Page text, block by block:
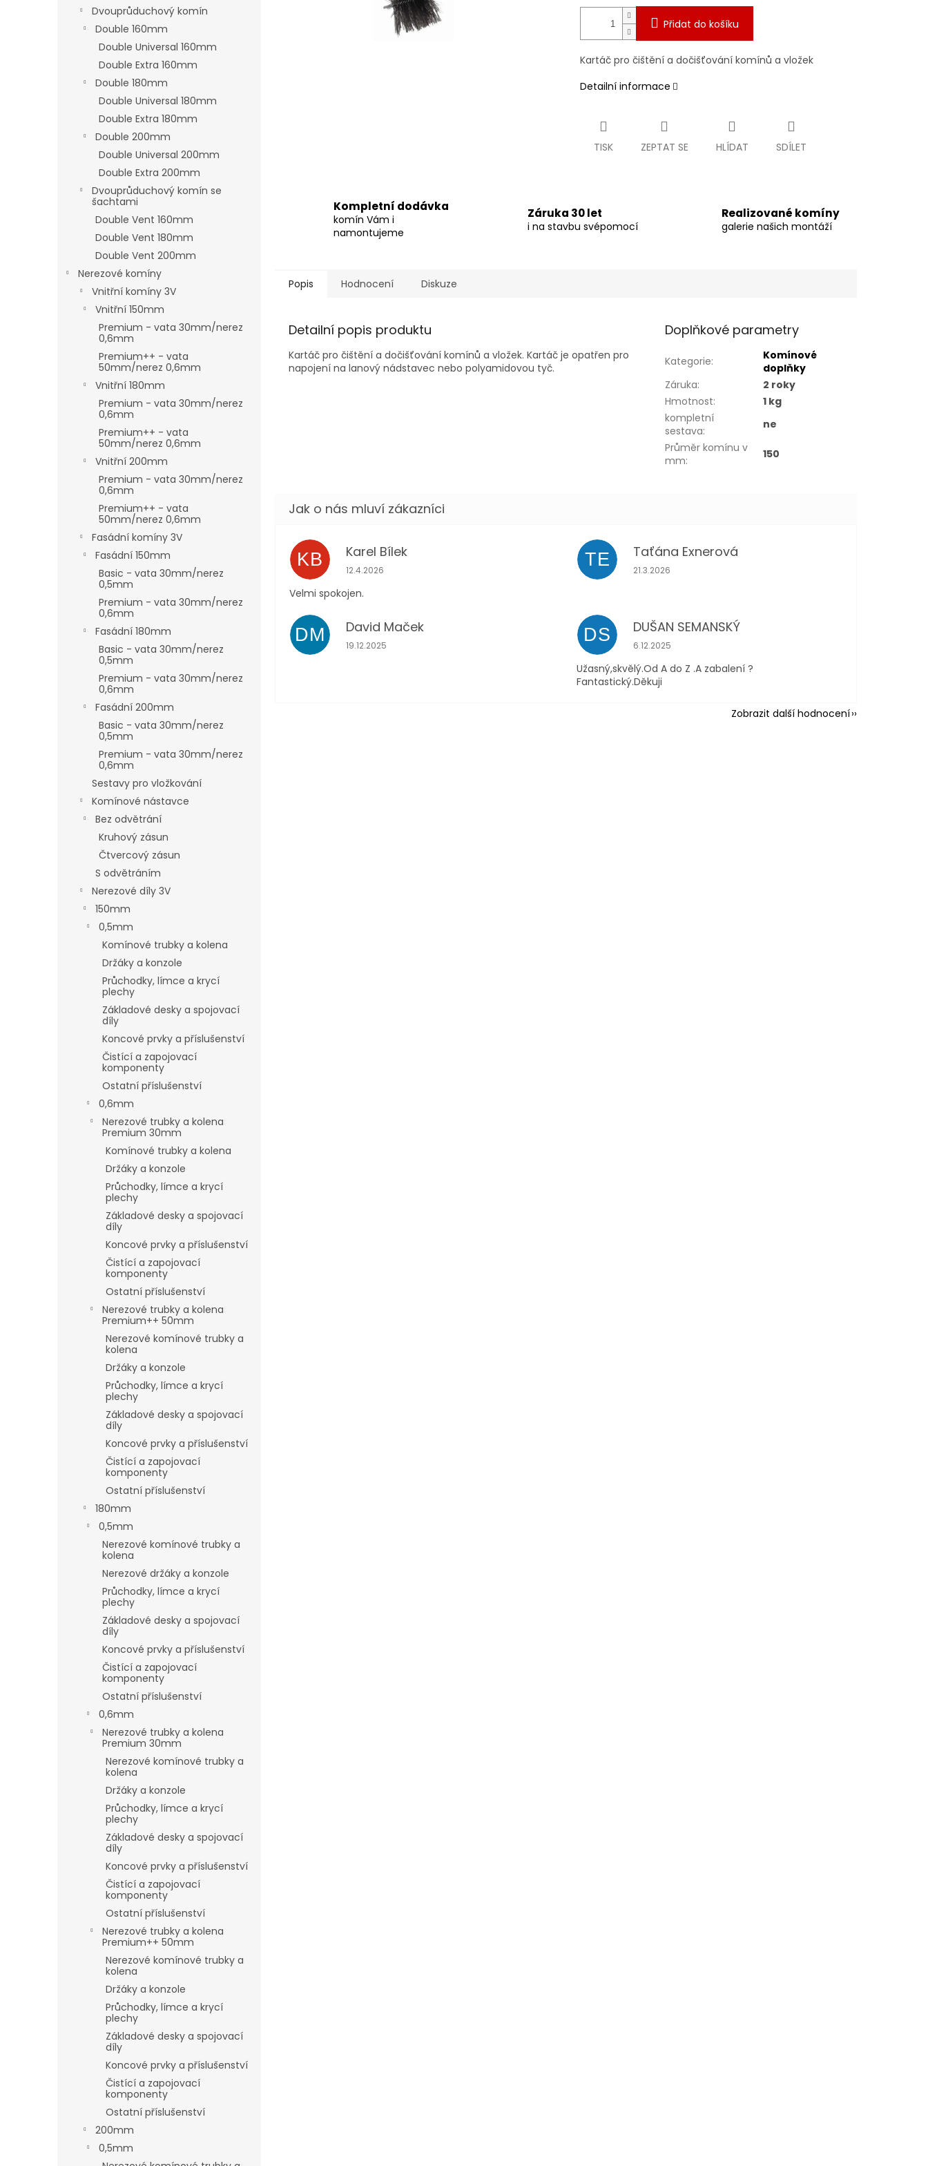
Dvouprůduchový komín
Double 160mm
Double Universal 160mm
Double Extra 160mm
Double 180mm
Double Universal 180mm
Double Extra 180mm
Double 200mm
Double Universal 200mm
Double Extra 200mm
Dvouprůduchový komín se
šachtami
Double Vent 160mm
Double Vent 180mm
Double Vent 200mm
Nerezové komíny
Vnitřní komíny 3V
Vnitřní 150mm
Premium - vata 30mm/nerez
0,6mm
Premium++ - vata
50mm/nerez 0,6mm
Vnitřní 180mm
Premium - vata 30mm/nerez
0,6mm
Premium++ - vata
50mm/nerez 0,6mm
Vnitřní 200mm
Premium - vata 30mm/nerez
0,6mm
Premium++ - vata
50mm/nerez 0,6mm
Fasádní komíny 3V
Fasádní 150mm
Basic - vata 30mm/nerez
0,5mm
Premium - vata 30mm/nerez
0,6mm
Fasádní 180mm
Basic - vata 30mm/nerez
0,5mm
Premium - vata 30mm/nerez
0,6mm
Fasádní 200mm
Basic - vata 30mm/nerez
0,5mm
Premium - vata 30mm/nerez
0,6mm
Sestavy pro vložkování
Komínové nástavce
Bez odvětrání
Kruhový zásun
Čtvercový zásun
S odvětráním
Nerezové díly 3V
150mm
0,5mm
Komínové trubky a kolena
Držáky a konzole
Průchodky, límce a krycí
plechy
Základové desky a spojovací
díly
Koncové prvky a příslušenství
Čistící a zapojovací
komponenty
Ostatní příslušenství
0,6mm
Nerezové trubky a kolena
Premium 30mm
Komínové trubky a kolena
Držáky a konzole
Průchodky, límce a krycí
plechy
Základové desky a spojovací
díly
Koncové prvky a příslušenství
Čistící a zapojovací
komponenty
Ostatní příslušenství
Nerezové trubky a kolena
Premium++ 50mm
Nerezové komínové trubky a
kolena
Držáky a konzole
Průchodky, límce a krycí
plechy
Základové desky a spojovací
díly
Koncové prvky a příslušenství
Čistící a zapojovací
komponenty
Ostatní příslušenství
180mm
0,5mm
Nerezové komínové trubky a
kolena
Nerezové držáky a konzole
Průchodky, límce a krycí
plechy
Základové desky a spojovací
díly
Koncové prvky a příslušenství
Čistící a zapojovací
komponenty
Ostatní příslušenství
0,6mm
Nerezové trubky a kolena
Premium 30mm
Nerezové komínové trubky a
kolena
Držáky a konzole
Průchodky, límce a krycí
plechy
Základové desky a spojovací
díly
Koncové prvky a příslušenství
Čistící a zapojovací
komponenty
Ostatní příslušenství
Nerezové trubky a kolena
Premium++ 50mm
Nerezové komínové trubky a
kolena
Držáky a konzole
Průchodky, límce a krycí
plechy
Základové desky a spojovací
díly
Koncové prvky a příslušenství
Čistící a zapojovací
komponenty
Ostatní příslušenství
200mm
0,5mm
Přidat do košíku
Kartáč pro čištění a dočišťování komínů a vložek
Detailní informace
TISK ZEPTAT SE HLÍDAT SDÍLET
Kompletní dodávka
komín Vám i
namontujeme
Záruka 30 let
i na stavbu svépomocí
Realizované komíny
galerie našich montáží
Popis Hodnocení Diskuze
Detailní popis produktu
Kartáč pro čištění a dočišťování komínů a vložek. Kartáč je opatřen pro
napojení na lanový nádstavec nebo polyamidovou tyč.
Doplňkové parametry
Kategorie:
Komínové
doplňky
Záruka:
2 roky
Hmotnost:
1 kg
kompletní
sestava:
ne
Průměr komínu v
mm: 150
KB Karel Bílek
Hodnocení obchodu je 5 z 5 hvězdiček.
12.4.2026
Velmi spokojen.
TE Taťána Exnerová
Hodnocení obchodu je 5 z 5 hvězdiček.
21.3.2026
DM David Maček
Hodnocení obchodu je 5 z 5 hvězdiček.
19.12.2025
DS DUŠAN SEMANSKÝ
Hodnocení obchodu je 5 z 5 hvězdiček.
6.12.2025
Užasný,skvělý.Od A do Z .A zabalení ?
Fantastický.Děkuji
Zobrazit další hodnocení